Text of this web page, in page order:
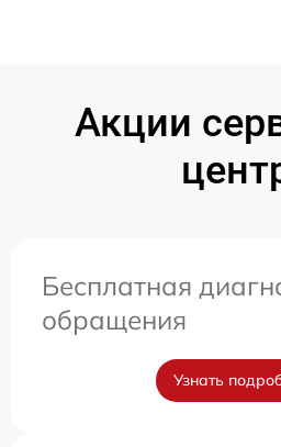
Акции
Бесплатная
обращения
Узнать